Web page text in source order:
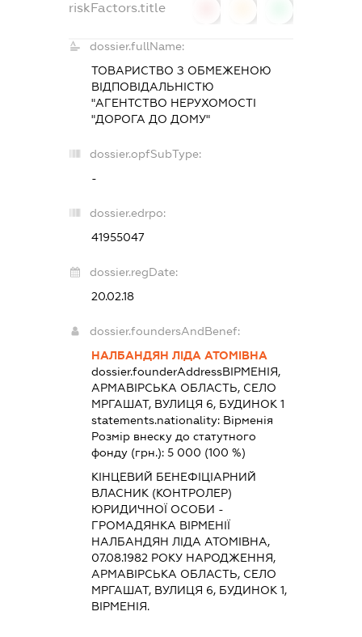
riskFactors.title
dossier.fullName:
ТОВАРИСТВО З ОБМЕЖЕНОЮ
ВІДПОВІДАЛЬНІСТЮ
"АГЕНТСТВО НЕРУХОМОСТІ
"ДОРОГА ДО ДОМУ"
dossier.opfSubType:
-
dossier.edrpo:
41955047
dossier.regDate:
20.02.18
dossier.foundersAndBenef:
НАЛБАНДЯН ЛІДА АТОМІВНА
dossier.founderAddressВІРМЕНІЯ,
АРМАВІРСЬКА ОБЛАСТЬ, СЕЛО
МРГАШАТ, ВУЛИЦЯ 6, БУДИНОК 1
statements.nationality: Вірменія
Розмір внеску до статутного
фонду (грн.):5 000 (100 %)
КІНЦЕВИЙ БЕНЕФІЦІАРНИЙ
ВЛАСНИК (КОНТРОЛЕР)
ЮРИДИЧНОЇ ОСОБИ -
ГРОМАДЯНКА ВІРМЕНІЇ
НАЛБАНДЯН ЛІДА АТОМІВНА,
07.08.1982 РОКУ НАРОДЖЕННЯ,
АРМАВІРСЬКА ОБЛАСТЬ, СЕЛО
МРГАШАТ, ВУЛИЦЯ 6, БУДИНОК 1,
ВІРМЕНІЯ.